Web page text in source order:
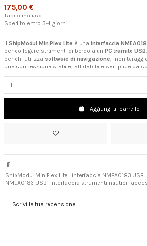
175,00 €
Tasse incluse
Spedito entro 3-4 giorni
Il ShipModul MiniPlex Lite è una interfaccia
per collegare strumenti di bordo a un PC tramite USB
per chi utilizza software di navigazione,
una connessione stabile, affidabile e semplice da
Aggiungi al carrello
ShipModul MiniPlex Lite interfaccia NMEA0183 USB
NMEA0183 USB
interfaccia strumenti nautici
Scrivi la tua recensione